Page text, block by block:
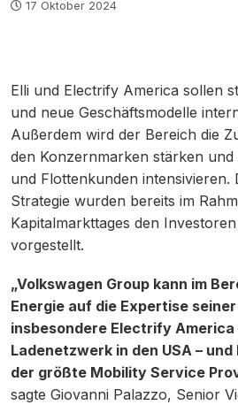
17 Oktober 2024
Elli und Electrify America sollen
und neue Geschäftsmodelle
Außerdem wird der Bereich die
den Konzernmarken stärken
und Flottenkunden intensivieren.
Strategie wurden bereits im
Kapitalmarkttages den
vorgestellt.
„Volkswagen Group kann im
Energie auf die Expertise
insbesondere Electrify
Ladenetzwerk in den USA –
der größte Mobility Service
sagte Giovanni Palazzo, Senior